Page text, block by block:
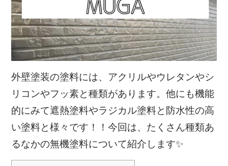
外壁塗装の塗料には、アクリルやウレタンやシ
リコンやフッ素と種類があります。他にも機能
的にみて遮熱塗料やラジカル塗料と防水性の高
い塗料と様々です！！今回は、たくさん種類あ
るなかの無機塗料について紹介します✨